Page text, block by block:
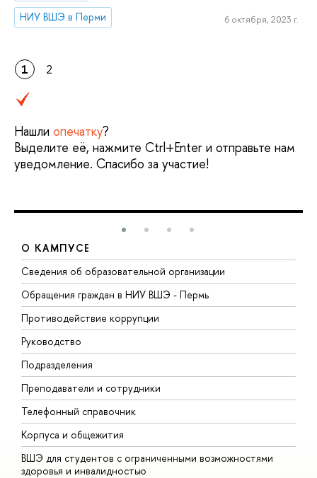
НИУ ВШЭ в Перми
6 октября, 2023 г.
1 2
Нашли опечатку?
Выделите её, нажмите Ctrl+Enter и отправьте нам
уведомление. Спасибо за участие!
О КАМПУСЕ
Сведения об образовательной организации
Обращения граждан в НИУ ВШЭ - Пермь
Противодействие коррупции
Руководство
Подразделения
Преподаватели и сотрудники
Телефонный справочник
Корпуса и общежития
ВШЭ для студентов с ограниченными возможностями
здоровья и инвалидностью